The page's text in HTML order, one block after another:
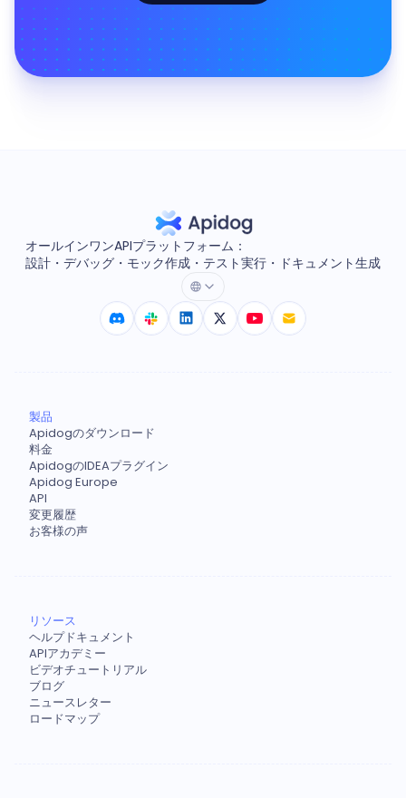
オールインワンAPIプラットフォーム：
設計・デバッグ・モック作成・テスト実行・ドキュメント生成
製品
Apidogのダウンロード
料金
ApidogのIDEAプラグイン
Apidog Europe
API
変更履歴
お客様の声
リソース
ヘルプドキュメント
APIアカデミー
ビデオチュートリアル
ブログ
ニュースレター
ロードマップ